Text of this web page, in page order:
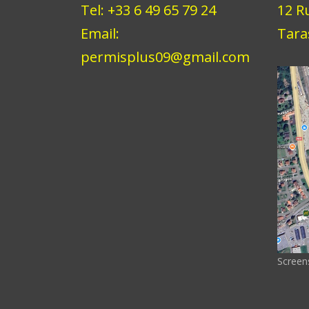
Tel: +33 6 49 65 79 24
Email:
permisplus09@gmail.com
12